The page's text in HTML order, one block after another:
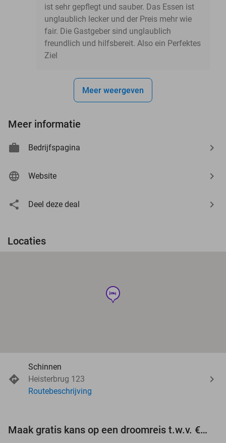
ist sehr gepflegt und sauber. Das Essen ist
unglaublich lecker und der Preis mehr wie
fair. Die Gastgeber sind unglaublich
freundlich und hilfsbereit. Also ein Perfektes
Ziel
Meer weergeven
Meer informatie
Bedrijfspagina
Website
Deel deze deal
Locaties
hotel
Schinnen
Heisterbrug 123
Routebeschrijving
Maak gratis kans op een droomreis t.w.v. €3.000!